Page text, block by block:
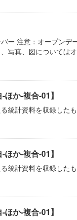
ー 注意：オープン
写真、図については
か-複合-01】
統計資料を収録したも
か-複合-01】
統計資料を収録したも
か-複合-01】